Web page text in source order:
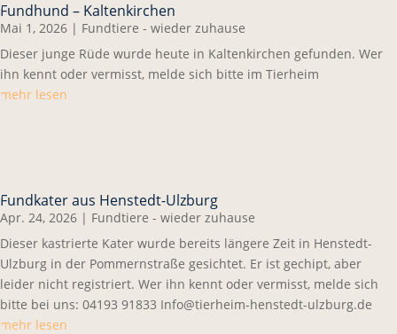
Fundhund – Kaltenkirchen
Mai 1, 2026 | Fundtiere - wieder zuhause
Dieser junge Rüde wurde heute in Kaltenkirchen gefunden. Wer
ihn kennt oder vermisst, melde sich bitte im Tierheim
mehr lesen
Fundkater aus Henstedt-Ulzburg
Apr. 24, 2026 | Fundtiere - wieder zuhause
Dieser kastrierte Kater wurde bereits längere Zeit in Henstedt-
Ulzburg in der Pommernstraße gesichtet. Er ist gechipt, aber
leider nicht registriert. Wer ihn kennt oder vermisst, melde sich
bitte bei uns: 04193 91833 Info@tierheim-henstedt-ulzburg.de
mehr lesen